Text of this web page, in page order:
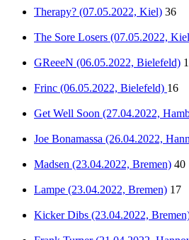
Therapy? (07.05.2022, Kiel) 36
The Sore Losers (07.05.2022,
GReeeN (06.05.2022, Bielefeld)
Frinc (06.05.2022, Bielefeld) 16
Get Well Soon (27.04.2022,
Joe Bonamassa (26.04.2022,
Madsen (23.04.2022, Bremen) 40
Lampe (23.04.2022, Bremen) 17
Kicker Dibs (23.04.2022,